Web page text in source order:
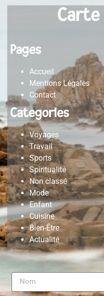
Pages
Accueil
Mentions Légales
Contact
Categories
Voyages
Travail
Sports
Spiritualité
Non classé
Mode
Enfant
Cuisine
Bien-Être
Actualité